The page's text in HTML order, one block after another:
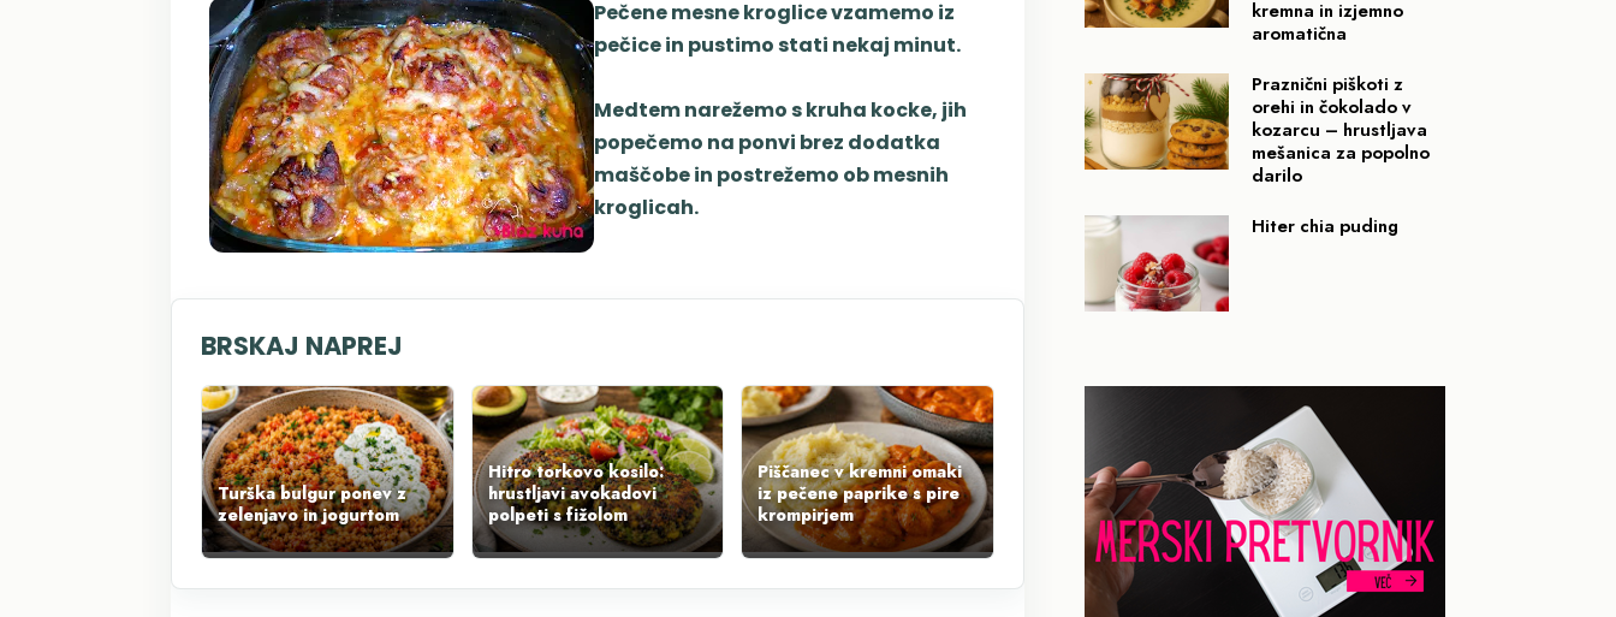
Pečene mesne kroglice vzamemo iz
pečice in pustimo stati nekaj minut.
Medtem narežemo s kruha kocke, jih
popečemo na ponvi brez dodatka
maščobe in postrežemo ob mesnih
kroglicah.
BRSKAJ NAPREJ
Turška bulgur ponev z
zelenjavo in jogurtom
Hitro torkovo kosilo:
hrustljavi avokadovi
polpeti s fižolom
Piščanec v kremni omaki
iz pečene paprike s pire
krompirjem
kremna in izjemno
aromatična
Praznični piškoti z
orehi in čokolado v
kozarcu – hrustljava
mešanica za popolno
darilo
Hiter chia puding